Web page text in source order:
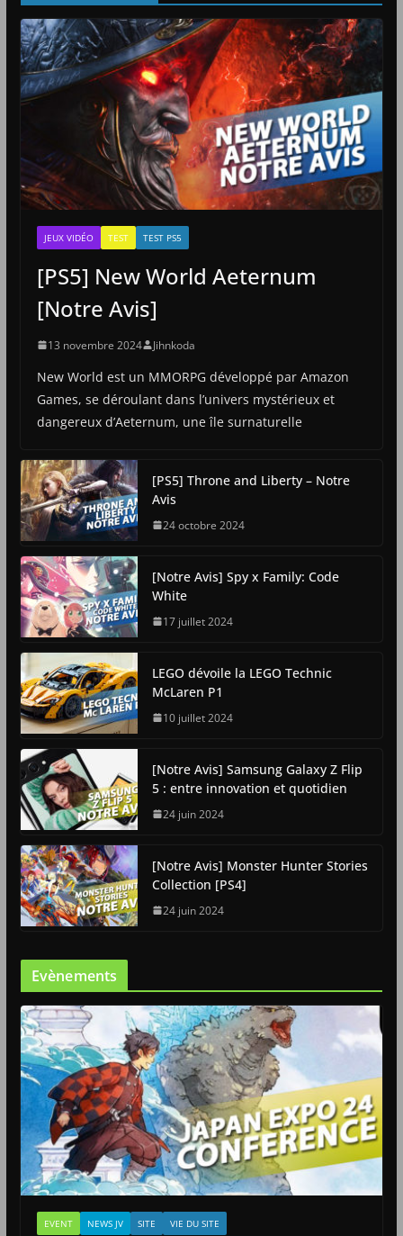
JEUX VIDÉO TEST TEST PS5
[PS5] New World Aeternum
[Notre Avis]
13 novembre 2024 Jihnkoda
New World est un MMORPG développé par Amazon
Games, se déroulant dans l’univers mystérieux et
dangereux d’Aeternum, une île surnaturelle
[PS5] Throne and Liberty – Notre
Avis
24 octobre 2024
[Notre Avis] Spy x Family: Code
White
17 juillet 2024
LEGO dévoile la LEGO Technic
McLaren P1
10 juillet 2024
[Notre Avis] Samsung Galaxy Z Flip
5 : entre innovation et quotidien
24 juin 2024
[Notre Avis] Monster Hunter Stories
Collection [PS4]
24 juin 2024
Evènements
EVENT NEWS JV SITE VIE DU SITE